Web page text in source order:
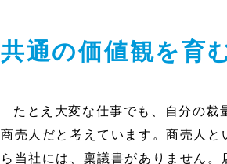
共通の価値観を育
たとえ大変な仕事でも、自分の
商売人だと考えています。商売人
ら当社には、稟議書がありません